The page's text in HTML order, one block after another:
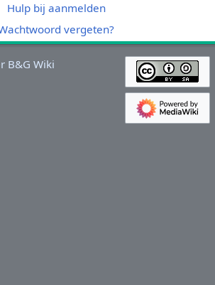
Hulp bij aanmelden
vergeten?
B&G Wiki